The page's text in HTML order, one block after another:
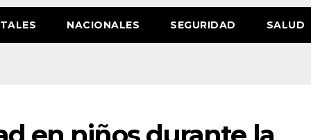
NACIONALES SEGURIDAD SALUD